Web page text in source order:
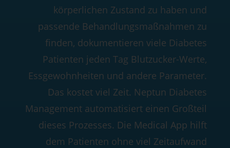
körperlichen Zustand zu haben und
passende Behandlungsmaßnahmen zu
finden, dokumentieren viele Diabetes
Patienten jeden Tag Blutzucker-Werte,
Essgewohnheiten und andere Parameter.
Das kostet viel Zeit. Neptun Diabetes
Management automatisiert einen Großteil
dieses Prozesses. Die Medical App hilft
dem Patienten ohne viel Zeitaufwand